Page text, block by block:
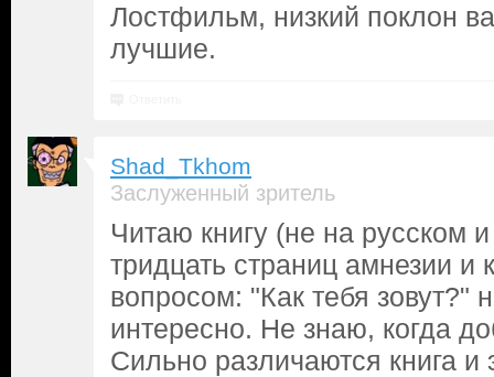
Лостфильм, низкий поклон
лучшие.
Shad_Tkhom
Заслуженный зритель
Читаю книгу (не на русском
тридцать страниц амнезии и
вопросом: "Как тебя зовут?"
интересно. Не знаю, когда
Сильно различаются книга и